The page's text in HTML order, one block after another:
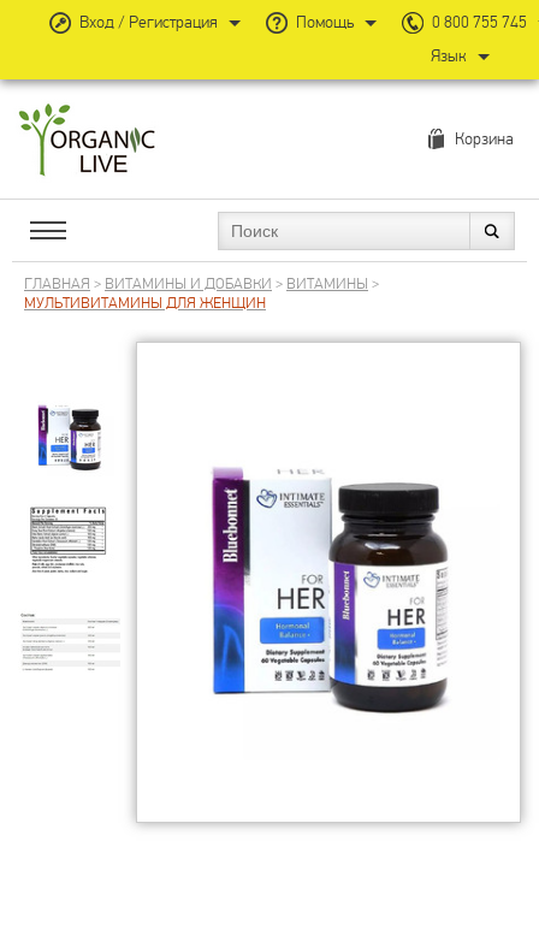
Корзина
ГЛАВНАЯ > ВИТАМИНЫ И ДОБАВКИ > ВИТАМИНЫ >
МУЛЬТИВИТАМИНЫ ДЛЯ ЖЕНЩИН
Вход / Регистрация Помощь
0 800 755 745
Язык